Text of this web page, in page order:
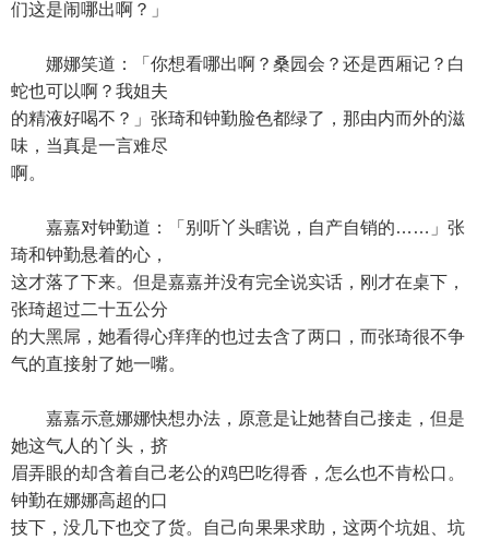
们这是闹哪出啊？」
娜娜笑道：「你想看哪出啊？桑园会？还是西厢记？白
蛇也可以啊？我姐夫
的精液好喝不？」张琦和钟勤脸色都绿了，那由内而外的滋
味，当真是一言难尽
啊。
嘉嘉对钟勤道：「别听丫头瞎说，自产自销的……」张
琦和钟勤悬着的心，
这才落了下来。但是嘉嘉并没有完全说实话，刚才在桌下，
张琦超过二十五公分
的大黑屌，她看得心痒痒的也过去含了两口，而张琦很不争
气的直接射了她一嘴。
嘉嘉示意娜娜快想办法，原意是让她替自己接走，但是
她这气人的丫头，挤
眉弄眼的却含着自己老公的鸡巴吃得香，怎么也不肯松口。
钟勤在娜娜高超的口
技下，没几下也交了货。自己向果果求助，这两个坑姐、坑